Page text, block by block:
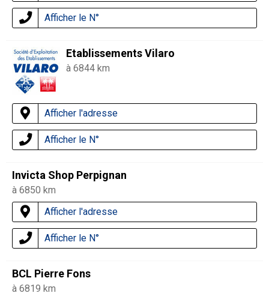
Afficher le N°
Etablissements Vilaro
à 6844 km
Afficher l'adresse
Afficher le N°
Invicta Shop Perpignan
à 6850 km
Afficher l'adresse
Afficher le N°
BCL Pierre Fons
à 6819 km